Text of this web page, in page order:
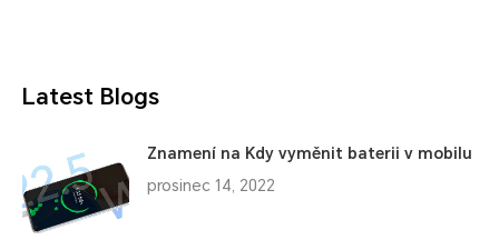
Latest Blogs
Znamení na Kdy vyměnit baterii v mobilu
prosinec 14, 2022